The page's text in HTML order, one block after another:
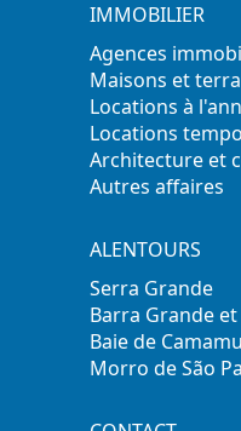
IMMOBILIER
Agences
Maisons et
Locations à
Locations
Architecture et
Autres affaires
ALENTOURS
Serra Grande
Barra Grande
Baie de Camamu
Morro de São